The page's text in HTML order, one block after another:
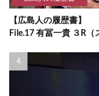
【広島人の履歴書】
File.17 有冨一貴 ３R（